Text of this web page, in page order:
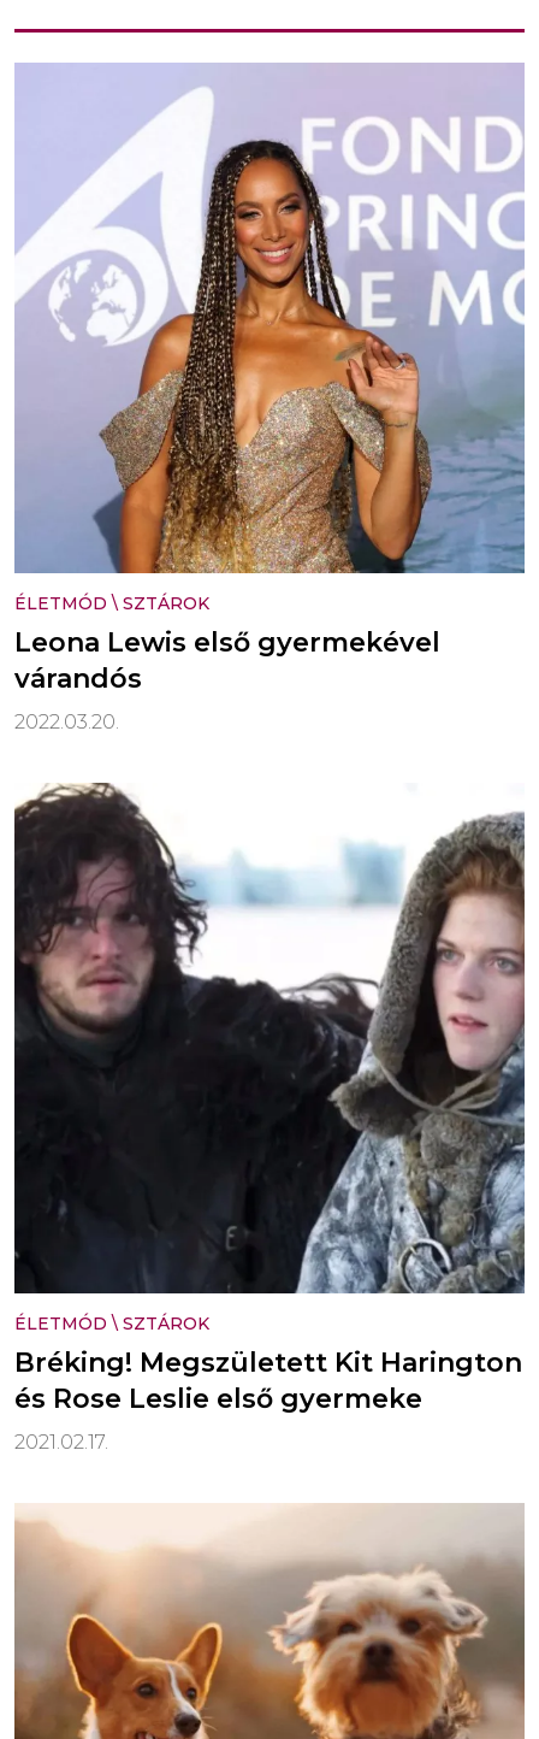
ÉLETMÓD \ SZTÁROK
Leona Lewis első gyermekével
várandós
2022.03.20.
ÉLETMÓD \ SZTÁROK
Bréking! Megszületett Kit Harington
és Rose Leslie első gyermeke
2021.02.17.